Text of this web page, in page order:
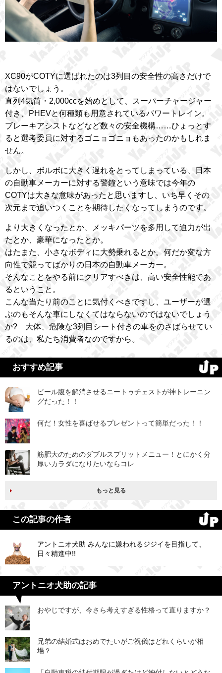
XC90がCOTYに選ばれたのは3列目の安全性の高さだけで
はないでしょう。
直列4気筒・2,000ccを始めとして、スーパーチャージャー
付き、PHEVと何種類も用意されているパワートレイン。
ブレーキアシストなどなど数々の安全機構……ひょっとす
ると選考委員に対するゴニョゴニョもあったのかもしれま
せん。
しかし、ボルボに大きく遅れをとってしまっている、日本
の自動車メーカーに対する警鐘という意味では今年の
COTYは大きな意味があったと思いますし、いち早くその
次元まで追いつくことを期待したくなってしまうのです。
より大きくなったとか、メッキパーツを多用して迫力が出
たとか、豪華になったとか。
はたまた、小さなボディに大勢乗れるとか。何だか変な方
向性で競ってばかりの日本の自動車メーカー。
そんなことをやる前にクリアすべきは、高い安全性能であ
るということ。
こんな当たり前のことに気付くべきですし、ユーザーが選
ぶのもそんな車にしなくてはならないのではないでしょう
か? 大体、危険な3列目シート付きの車をのさばらせてい
るのは、私たち消費者なのですから。
おすすめ記事
ビール腹を解消させるニートゥチェストが神トレーニン
グだった！！
何だ！女性を喜ばせるプレゼントって簡単だった！！
筋肥大のためのダブルスプリットメニュー！とにかく分
厚いカラダになりたいならコレ
もっと見る
この記事の作者
アントニオ犬助 みんなに嫌われるジジイを目指して、
日々精進中!!
アントニオ犬助の記事
おやじですが、今さら考えすぎる性格って直りますか？
兄弟の結婚式はおめでたいがご祝儀はどれくらいが相
場？